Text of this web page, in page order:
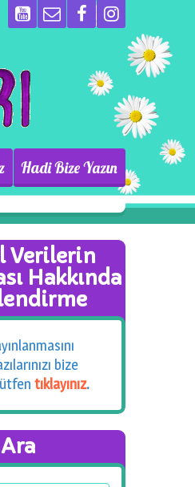
Hadi Bize Yazın
Verilerin
Hakkında
bize
tıklayınız.
Ara